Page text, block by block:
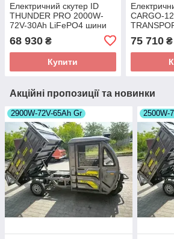
Електричний скутер ID
THUNDER PRO 2000W-
72V-30Ah LiFePO4 шини
68 930 ₴
Купити
CARGO-
2000W-
шини 12"/
75 710₴
Акційні пропозиції та новинки
2900W-72V-65Ah Gr 2500W-